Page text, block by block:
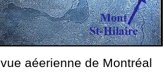
vue aéerienne de Montréal